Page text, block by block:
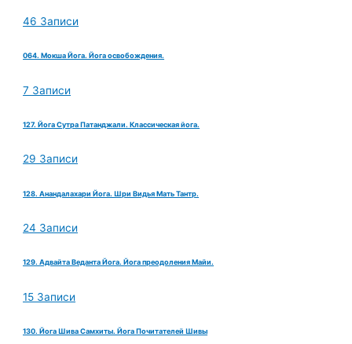
46 Записи
064. Мокша Йога. Йога освобождения.
7 Записи
127. Йога Сутра Патанджали. Классическая йога.
29 Записи
128. Анандалахари Йога. Шри Видья Мать Тантр.
24 Записи
129. Адвайта Веданта Йога. Йога преодоления Майи.
15 Записи
130. Йога Шива Самхиты. Йога Почитателей Шивы